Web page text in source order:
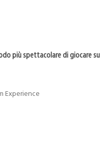
più spettacolare di giocare su
Experience